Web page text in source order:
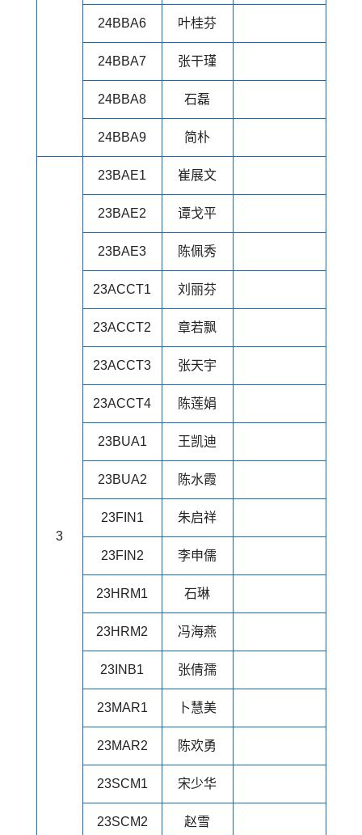
24BBA6 叶桂芬
24BBA7 张干瑾
24BBA8 石磊
24BBA9 简朴
3
23BAE1 崔展文
23BAE2 谭戈平
23BAE3 陈佩秀
23ACCT1 刘丽芬
23ACCT2 章若飘
23ACCT3 张天宇
23ACCT4 陈莲娟
23BUA1 王凯迪
23BUA2 陈水霞
23FIN1 朱启祥
23FIN2 李申儒
23HRM1 石琳
23HRM2 冯海燕
23INB1 张倩孺
23MAR1 卜慧美
23MAR2 陈欢勇
23SCM1 宋少华
23SCM2 赵雪